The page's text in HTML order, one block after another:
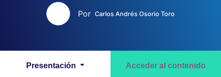
Por Carlos Andrés Osorio Toro
Presentación Acceder al contenido